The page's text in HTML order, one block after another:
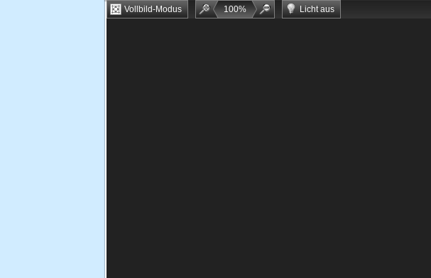
Vollbild-Modus 100% Licht aus